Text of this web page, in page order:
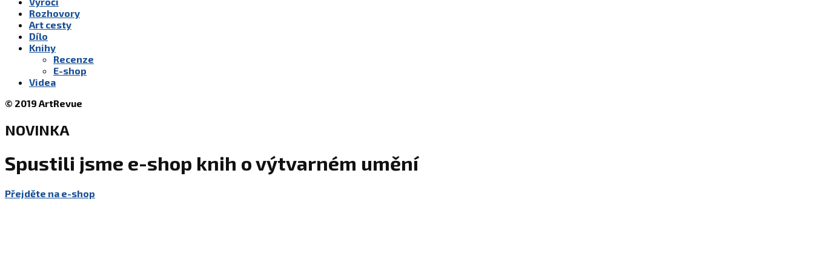
Rozhovory
Art cesty
Dílo
Knihy
Recenze
E-shop
Videa
© 2019 ArtRevue
NOVINKA
Spustili jsme e-shop knih o výtvarném umění
Přejděte na e-shop